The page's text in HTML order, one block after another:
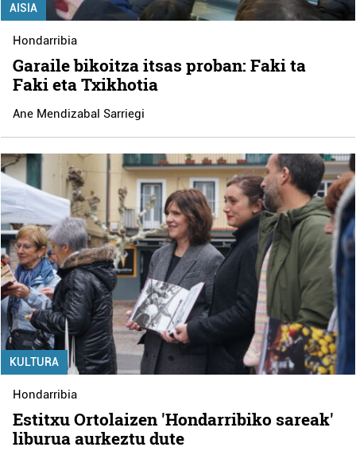
AISIA
Hondarribia
Garaile bikoitza itsas proban: Faki ta
Faki eta Txikhotia
Ane Mendizabal Sarriegi
KULTURA
Hondarribia
Estitxu Ortolaizen 'Hondarribiko sareak'
liburua aurkeztu dute